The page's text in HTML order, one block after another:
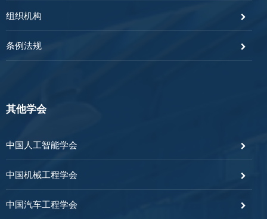
组织机构
条例法规
其他学会
中国人工智能学会
中国机械工程学会
中国汽车工程学会